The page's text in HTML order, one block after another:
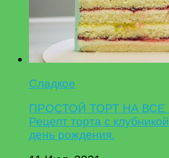
Сладкое
ПРОСТОЙ ТОРТ НА
Рецепт торта с
день рождения.